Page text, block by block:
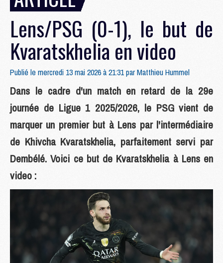
Lens/PSG (0-1), le but de
Kvaratskhelia en video
Publié le mercredi 13 mai 2026 à 21:31 parMatthieu Hummel
Dans le cadre d'un match en retard de la 29e
journée de Ligue 1 2025/2026, le PSG vient de
marquer un premier but à Lens par l'intermédiaire
de Khivcha Kvaratskhelia, parfaitement servi par
Dembélé. Voici ce but de Kvaratskhelia à Lens en
video :